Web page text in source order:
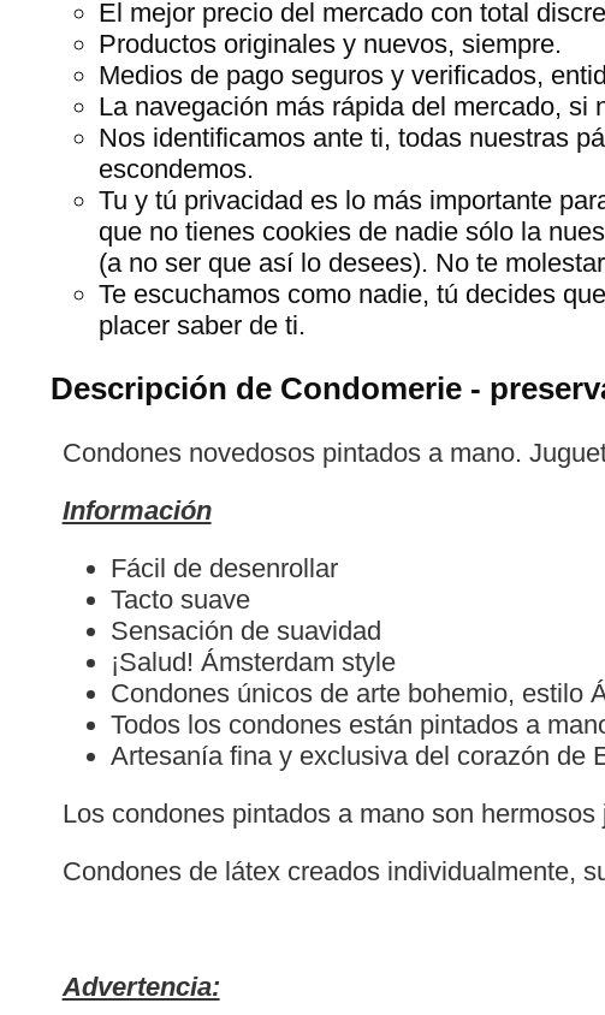
El mejor precio del mercado con total
Productos originales y nuevos, siempre.
Medios de pago seguros y verificados,
La navegación más rápida del mercado,
Nos identificamos ante ti, todas nuestras
escondemos.
Tu y tú privacidad es lo más importante
que no tienes cookies de nadie sólo la
(a no ser que así lo desees). No te
Te escuchamos como nadie, tú decides
placer saber de ti.
Descripción de Condomerie -
Condones novedosos pintados a mano.
Información
Fácil de desenrollar
Tacto suave
Sensación de suavidad
¡Salud! Ámsterdam style
Condones únicos de arte bohemio, estilo
Todos los condones están pintados a
Artesanía fina y exclusiva del corazón de
Los condones pintados a mano son
Condones de látex creados individualmente,
Advertencia: